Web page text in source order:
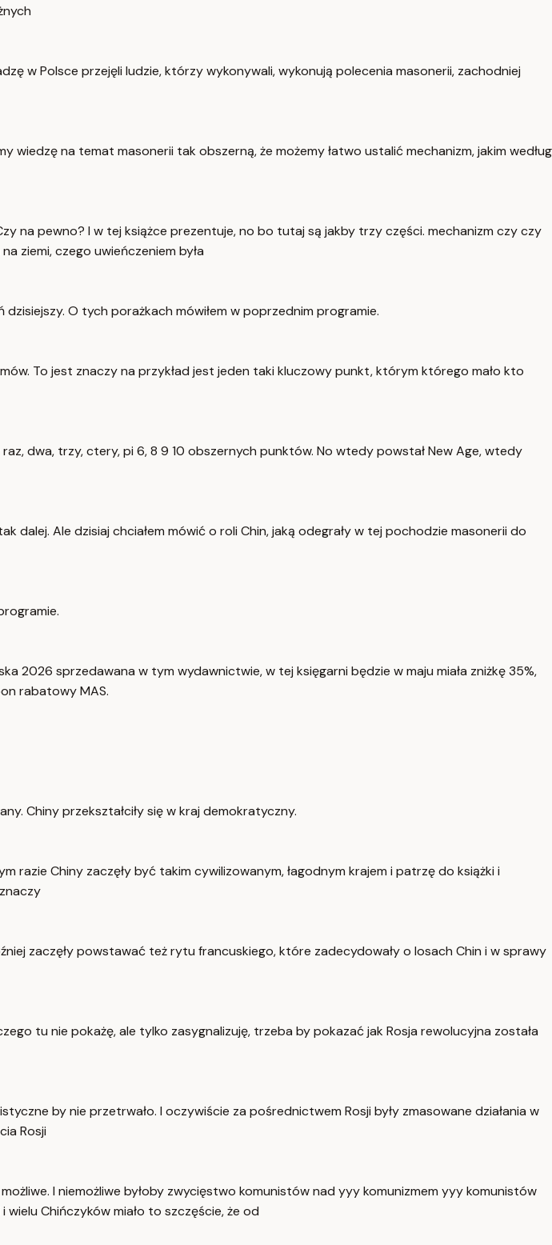
w Polsce przejęli ludzie, którzy wykonywali, wykonują polecenia masonerii, zachodniej
na temat masonerii tak obszerną, że możemy łatwo ustalić mechanizm, jakim według
na pewno? I w tej książce prezentuje, no bo tutaj są jakby trzy części. mechanizm czy czy
ziemi, czego uwieńczeniem była
O tych porażkach mówiłem w poprzednim programie.
To jest znaczy na przykład jest jeden taki kluczowy punkt, którym którego mało kto
dwa, trzy, ctery, pi 6, 8 9 10 obszernych punktów. No wtedy powstał New Age, wtedy
dalej. Ale dzisiaj chciałem mówić o roli Chin, jaką odegrały w tej pochodzie masonerii do
2026 sprzedawana w tym wydawnictwie, w tej księgarni będzie w maju miała zniżkę 35%,
rabatowy MAS.
Chiny przekształciły się w kraj demokratyczny.
razie Chiny zaczęły być takim cywilizowanym, łagodnym krajem i patrzę do książki i
zaczęły powstawać też rytu francuskiego, które zadecydowały o losach Chin i w sprawy
tu nie pokażę, ale tylko zasygnalizuję, trzeba by pokazać jak Rosja rewolucyjna została
by nie przetrwało. I oczywiście za pośrednictwem Rosji były zmasowane działania w
Rosji
I niemożliwe byłoby zwycięstwo komunistów nad yyy komunizmem yyy komunistów
Chińczyków miało to szczęście, że od